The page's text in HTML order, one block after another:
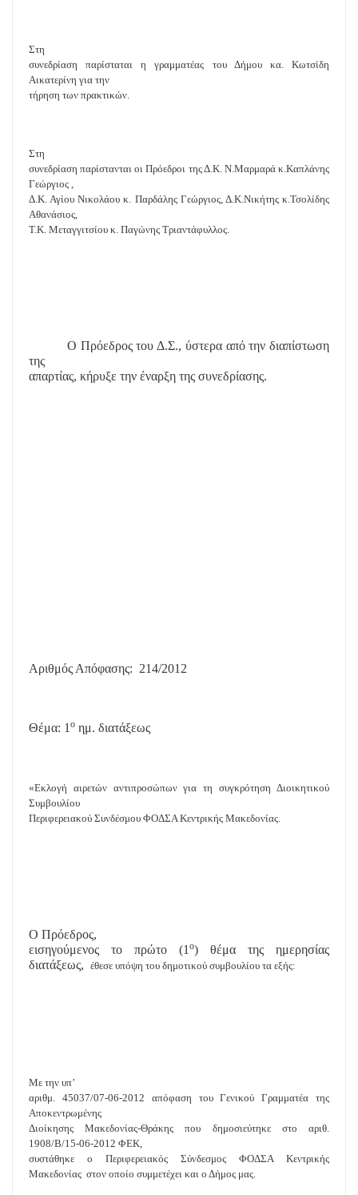
Στη
συνεδρίαση παρίσταται η γραμματέας του Δήμου κα. Κωτσίδη
Αικατερίνη για την
τήρηση των πρακτικών.
Στη
συνεδρίαση παρίστανται οι Πρόεδροι της Δ.Κ. Ν.Μαρμαρά κ.Καπλάνης
Γεώργιος ,
Δ.Κ. Αγίου Νικολάου κ. Παρδάλης Γεώργιος, Δ.Κ.Νικήτης κ.Τσολίδης
Αθανάσιος,
Τ.Κ. Μεταγγιτσίου κ. Παγώνης Τριαντάφυλλος.
Ο Πρόεδρος του Δ.Σ., ύστερα από την διαπίστωση
της
απαρτίας, κήρυξε την έναρξη της συνεδρίασης.
Αριθμός Απόφασης: 214/2012
Θέμα: 1 ο ημ. διατάξεως
«Εκλογή αιρετών αντιπροσώπων για τη συγκρότηση Διοικητικού
Συμβουλίου
Περιφερειακού Συνδέσμου ΦΟΔΣΑ Κεντρικής Μακεδονίας.
Ο Πρόεδρος,
εισηγούμενος το πρώτο (1 ο) θέμα της ημερησίας
διατάξεως, έθεσε υπόψη του δημοτικού συμβουλίου τα εξής:
Με την υπ’
αριθμ. 45037/07-06-2012 απόφαση του Γενικού Γραμματέα της
Αποκεντρωμένης
Διοίκησης Μακεδονίας-Θράκης που δημοσιεύτηκε στο αριθ.
1908/B/15-06-2012 ΦΕΚ,
συστάθηκε ο Περιφερειακός Σύνδεσμος ΦΟΔΣΑ Κεντρικής
Μακεδονίας στον οποίο συμμετέχει και ο Δήμος μας.